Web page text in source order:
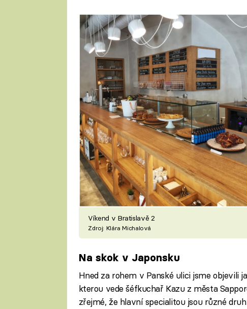
Víkend v Bratislavě 2
Zdroj: Klára Michalová
Na skok v Japonsku
Hned za rohem v Panské ulici jsme objevili
kterou vede šéfkuchař Kazu z města
zřejmé, že hlavní specialitou jsou různé